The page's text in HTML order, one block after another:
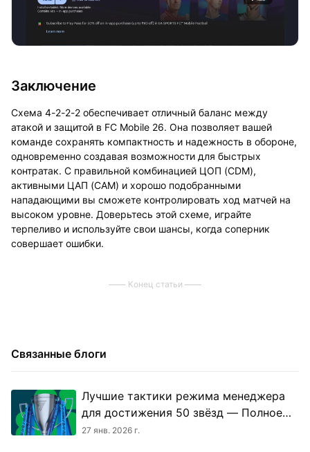
Заключение
Схема 4-2-2-2 обеспечивает отличный баланс между
атакой и защитой в FC Mobile 26. Она позволяет вашей
команде сохранять компактность и надежность в обороне,
одновременно создавая возможности для быстрых
контратак. С правильной комбинацией ЦОП (CDM),
активными ЦАП (CAM) и хорошо подобранными
нападающими вы сможете контролировать ход матчей на
высоком уровне. Доверьтесь этой схеме, играйте
терпеливо и используйте свои шансы, когда соперник
совершает ошибки.
Конец статьи
Связанные блоги
Лучшие тактики режима менеджера
для достижения 50 звёзд — Полное
руководство по FC Mobile 26
27 янв. 2026 г.